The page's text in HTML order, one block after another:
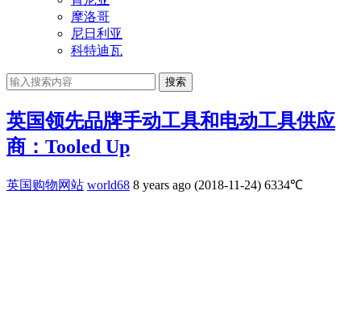
摩洛哥
尼日利亚
科特迪瓦
搜索
英国领先品牌手动工具和电动工具供应
商：Tooled Up
英国购物网站 world68 8 years ago (2018-11-24) 6334℃